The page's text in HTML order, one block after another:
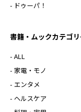
- ドゥーパ！
書籍・ムックカテゴ
- ALL
- 家電・モノ
- エンタメ
- ヘルスケア